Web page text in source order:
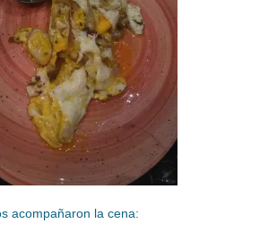
acompañaron la cena: